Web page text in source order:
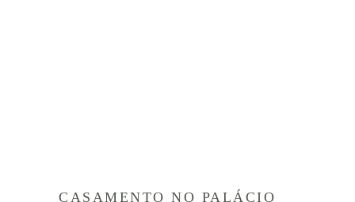
CASAMENTO NO PALÁCIO